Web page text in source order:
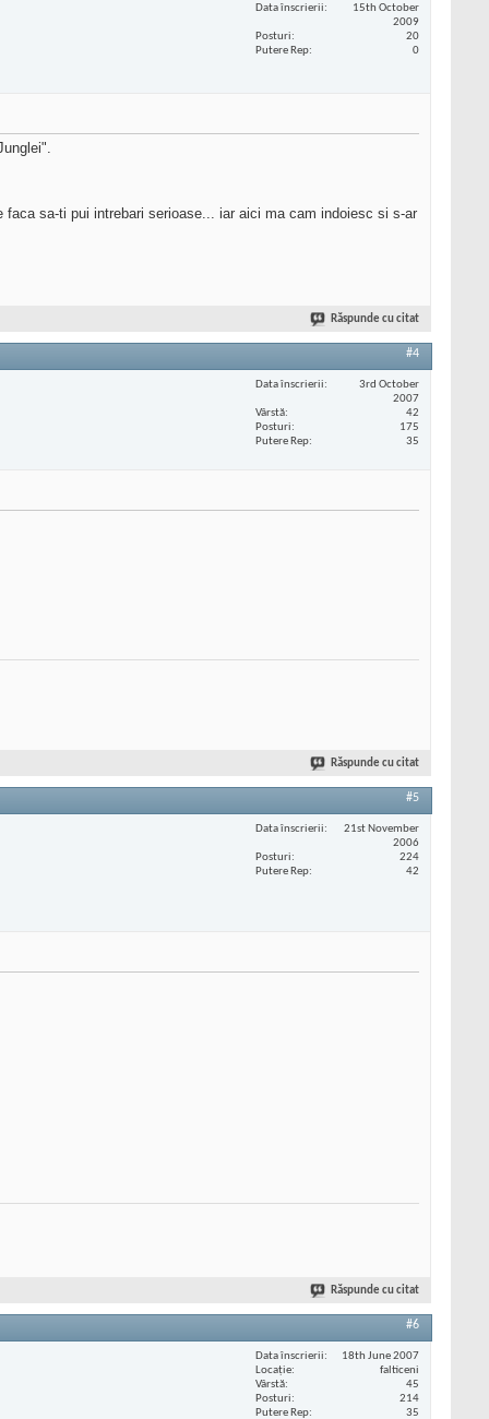
Data înscrierii
15th October
2009
Posturi
20
Putere Rep
0
sa-ti pui intrebari serioase... iar aici ma cam indoiesc si s-ar
Răspunde cu citat
#4
Data înscrierii
3rd October
2007
Vârstă
42
Posturi
175
Putere Rep
35
Răspunde cu citat
#5
Data înscrierii
21st November
2006
Posturi
224
Putere Rep
42
Răspunde cu citat
#6
Data înscrierii
18th June 2007
Locaţie
falticeni
Vârstă
45
Posturi
214
Putere Rep
35